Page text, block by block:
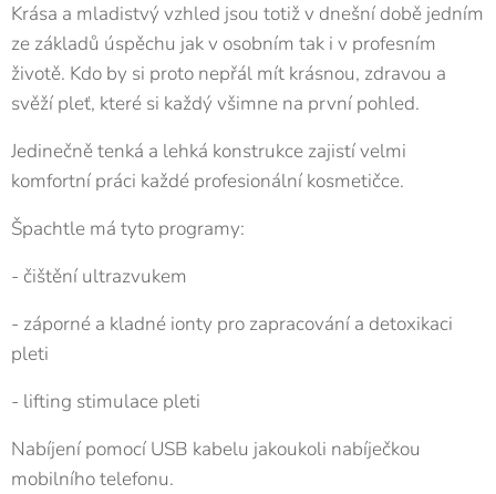
Krása a mladistvý vzhled jsou totiž v dnešní době jedním
ze základů úspěchu jak v osobním tak i v profesním
životě. Kdo by si proto nepřál mít krásnou, zdravou a
svěží pleť, které si každý všimne na první pohled.
Jedinečně tenká a lehká konstrukce zajistí velmi
komfortní práci každé profesionální kosmetičce.
Špachtle má tyto programy:
- čištění ultrazvukem
- záporné a kladné ionty pro zapracování a detoxikaci
pleti
- lifting stimulace pleti
Nabíjení pomocí USB kabelu jakoukoli nabíječkou
mobilního telefonu.